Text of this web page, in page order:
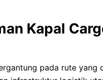
Kapal
pada rute yang